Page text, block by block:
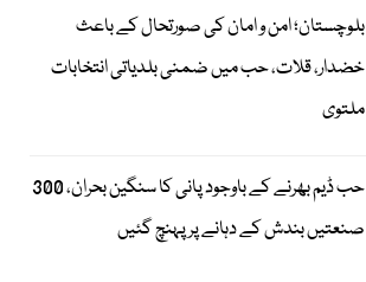
بلوچستان؛ امن و امان کی صورتحال کے باعث
خضدار، قلات، حب میں ضمنی بلدیاتی انتخابات
ملتوی
حب ڈیم بھرنے کے باوجود پانی کا سنگین بحران، 300
صنعتیں بندش کے دہانے پر پہنچ گئیں